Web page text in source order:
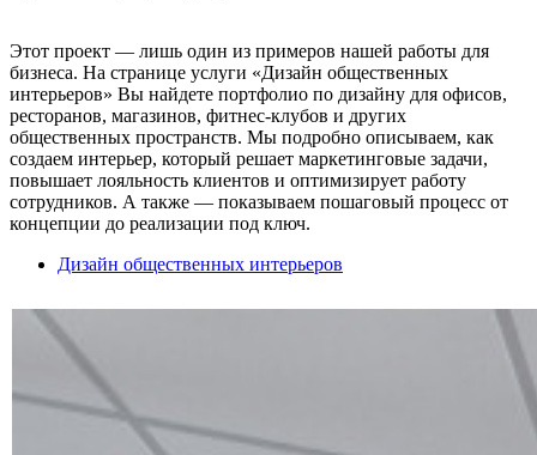
Этот проект — лишь один из примеров нашей работы для
бизнеса. На странице услуги «Дизайн общественных
интерьеров» Вы найдете портфолио по дизайну для офисов,
ресторанов, магазинов, фитнес-клубов и других
общественных пространств. Мы подробно описываем, как
создаем интерьер, который решает маркетинговые задачи,
повышает лояльность клиентов и оптимизирует работу
сотрудников. А также — показываем пошаговый процесс от
концепции до реализации под ключ.
Дизайн общественных интерьеров